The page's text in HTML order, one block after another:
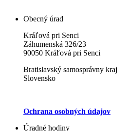
Obecný úrad
Kráľová pri Senci
Záhumenská 326/23
90050 Kráľová pri Senci
Bratislavský samosprávny kraj
Slovensko
Ochrana osobných údajov
Úradné hodiny